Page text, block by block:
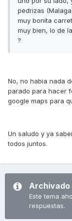
pedrizas
muy bonita
muy bien, lo de
?
No, no habia nada
parado para hacer
google maps para
Un saludo y ya
todos juntos.
Archivado
Este tema
respuestas.